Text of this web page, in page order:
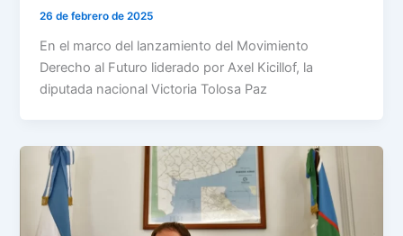
26 de febrero de 2025
En el marco del lanzamiento del Movimiento
Derecho al Futuro liderado por Axel Kicillof, la
diputada nacional Victoria Tolosa Paz